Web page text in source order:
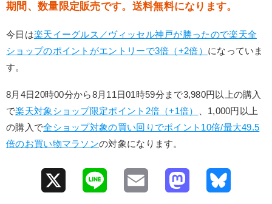
期間、数量限定販売です。送料無料になります。
今日は楽天イーグルス／ヴィッセル神戸が勝ったので楽天全
ショップのポイントがエントリーで3倍（+2倍） になっていま
す。
8月4日20時00分から8月11日01時59分まで3,980円以上の購入
で楽天対象ショップ限定ポイント2倍（+1倍）
、1,000円以上
の購入で全ショップ対象の買い回りでポイント10倍/最大49.5
倍のお買い物マラソンの対象になります。